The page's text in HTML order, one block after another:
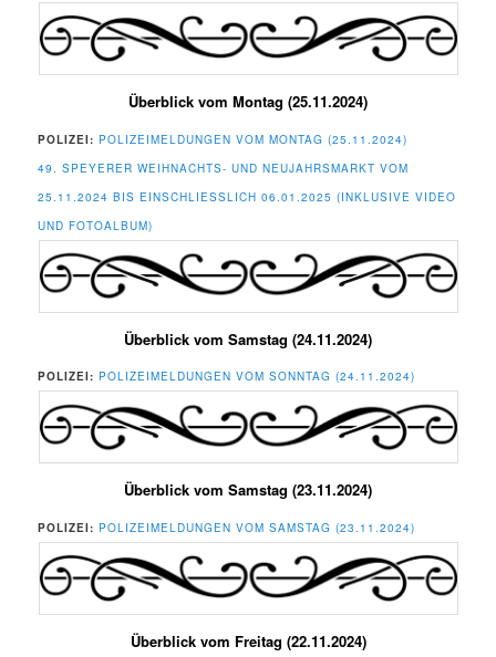
Überblick vom Montag (25.11.2024)
POLIZEI: POLIZEIMELDUNGEN VOM MONTAG (25.11.2024)
49. SPEYERER WEIHNACHTS- UND NEUJAHRSMARKT VOM
25.11.2024 BIS EINSCHLIESSLICH 06.01.2025 (INKLUSIVE VIDEO U
ND FOTOALBUM)
Überblick vom Samstag (24.11.2024)
POLIZEI: POLIZEIMELDUNGEN VOM SONNTAG (24.11.2024)
Überblick vom Samstag (23.11.2024)
POLIZEI: POLIZEIMELDUNGEN VOM SAMSTAG (23.11.2024)
Überblick vom Freitag (22.11.2024)